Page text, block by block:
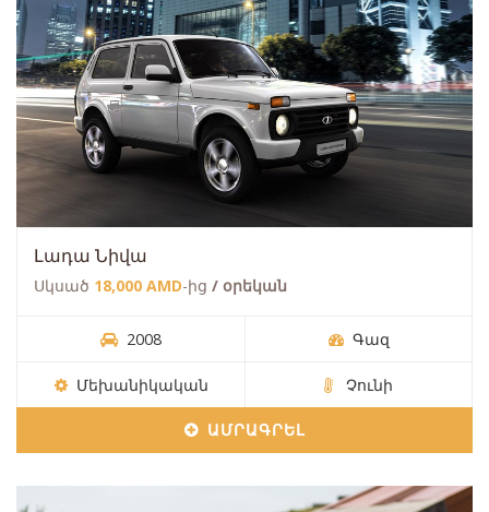
Լադա Նիվա
Սկսած 18,000 AMD-ից / օրեկան
2008 Գազ
Մեխանիկական Չունի
ԱՄՐԱԳՐԵԼ